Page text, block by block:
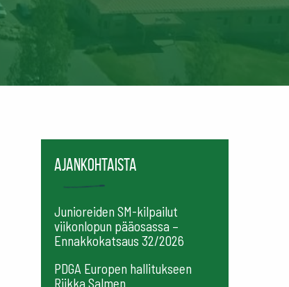
Ajankohtaista
Junioreiden SM-kilpailut
viikonlopun pääosassa –
Ennakkokatsaus 32/2026
PDGA Europen hallitukseen
Riikka Salmen